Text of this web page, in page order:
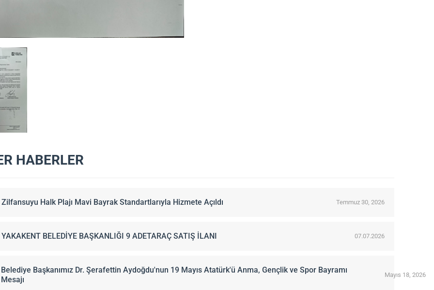
HABERLER
Zilfansuyu Halk Plajı Mavi Bayrak Standartlarıyla Hizmete Açıldı Temmuz 30, 2026
YAKAKENT BELEDİYE BAŞKANLIĞI 9 ADETARAÇ SATIŞ İLANI 07.07.2026
Belediye Başkanımız Dr. Şerafettin Aydoğdu'nun 19 Mayıs Atatürk'ü Anma, Gençlik ve Spor Bayramı
Mesajı
Mayıs 18, 2026